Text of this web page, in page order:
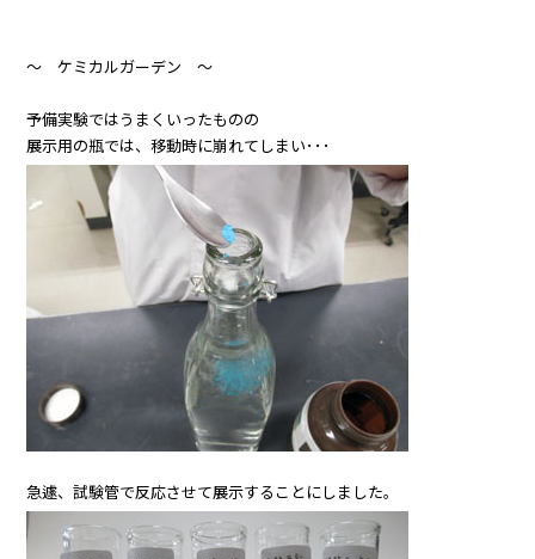
～ ケミカルガーデン ～
予備実験ではうまくいったものの
展示用の瓶では、移動時に崩れてしまい･･･
急遽、試験管で反応させて展示することにしました。